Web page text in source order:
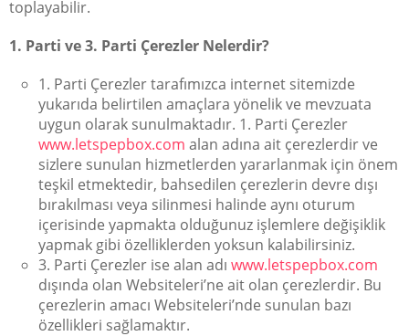
toplayabilir.
1. Parti ve 3. Parti Çerezler Nelerdir?
1. Parti Çerezler tarafımızca internet sitemizde
yukarıda belirtilen amaçlara yönelik ve mevzuata
uygun olarak sunulmaktadır. 1. Parti Çerezler
www.letspepbox.com alan adına ait çerezlerdir ve
sizlere sunulan hizmetlerden yararlanmak için önem
teşkil etmektedir, bahsedilen çerezlerin devre dışı
bırakılması veya silinmesi halinde aynı oturum
içerisinde yapmakta olduğunuz işlemlere değişiklik
yapmak gibi özelliklerden yoksun kalabilirsiniz.
3. Parti Çerezler ise alan adı www.letspepbox.com
dışında olan Websiteleri’ne ait olan çerezlerdir. Bu
çerezlerin amacı Websiteleri’nde sunulan bazı
özellikleri sağlamaktır.